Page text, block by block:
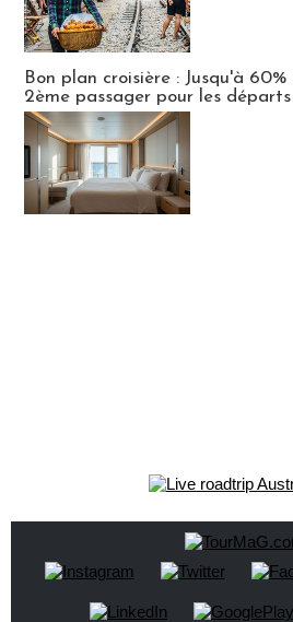
Bon plan croisière : Jusqu'à
2ème passager pour les